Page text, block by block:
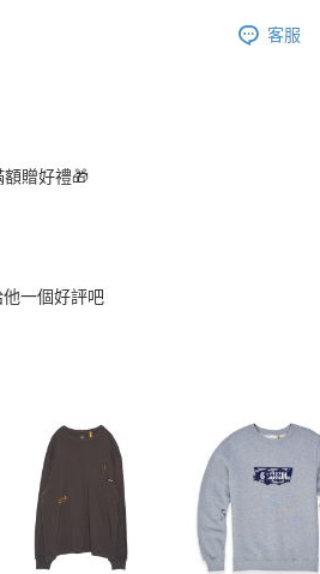
客服
額贈好禮🎁
一個好評吧